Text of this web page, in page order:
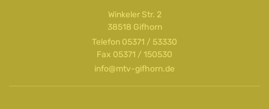
Winkeler Str. 2
38518 Gifhorn
Telefon 05371 / 53330
Fax 05371 / 150530
info@mtv-gifhorn.de